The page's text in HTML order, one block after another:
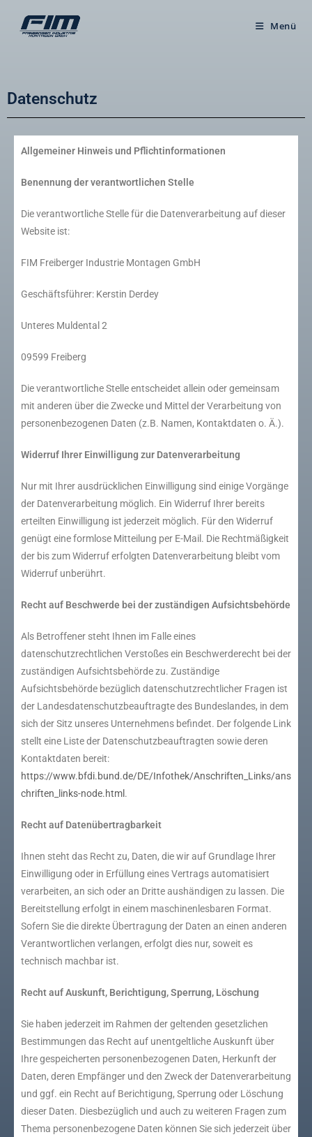
Menü
Datenschutz
Allgemeiner Hinweis und Pflichtinformationen
Benennung der verantwortlichen Stelle
Die verantwortliche Stelle für die Datenverarbeitung auf dieser
Website ist:
FIM Freiberger Industrie Montagen GmbH
Geschäftsführer: Kerstin Derdey
Unteres Muldental 2
09599 Freiberg
Die verantwortliche Stelle entscheidet allein oder gemeinsam
mit anderen über die Zwecke und Mittel der Verarbeitung von
personenbezogenen Daten (z.B. Namen, Kontaktdaten o. Ä.).
Widerruf Ihrer Einwilligung zur Datenverarbeitung
Nur mit Ihrer ausdrücklichen Einwilligung sind einige Vorgänge
der Datenverarbeitung möglich. Ein Widerruf Ihrer bereits
erteilten Einwilligung ist jederzeit möglich. Für den Widerruf
genügt eine formlose Mitteilung per E-Mail. Die Rechtmäßigkeit
der bis zum Widerruf erfolgten Datenverarbeitung bleibt vom
Widerruf unberührt.
Recht auf Beschwerde bei der zuständigen Aufsichtsbehörde
Als Betroffener steht Ihnen im Falle eines
datenschutzrechtlichen Verstoßes ein Beschwerderecht bei der
zuständigen Aufsichtsbehörde zu. Zuständige
Aufsichtsbehörde bezüglich datenschutzrechtlicher Fragen ist
der Landesdatenschutzbeauftragte des Bundeslandes, in dem
sich der Sitz unseres Unternehmens befindet. Der folgende Link
stellt eine Liste der Datenschutzbeauftragten sowie deren
Kontaktdaten bereit:
https://www.bfdi.bund.de/DE/Infothek/Anschriften_Links/ans
chriften_links-node.html .
Recht auf Datenübertragbarkeit
Ihnen steht das Recht zu, Daten, die wir auf Grundlage Ihrer
Einwilligung oder in Erfüllung eines Vertrags automatisiert
verarbeiten, an sich oder an Dritte aushändigen zu lassen. Die
Bereitstellung erfolgt in einem maschinenlesbaren Format.
Sofern Sie die direkte Übertragung der Daten an einen anderen
Verantwortlichen verlangen, erfolgt dies nur, soweit es
technisch machbar ist.
Recht auf Auskunft, Berichtigung, Sperrung, Löschung
Sie haben jederzeit im Rahmen der geltenden gesetzlichen
Bestimmungen das Recht auf unentgeltliche Auskunft über
Ihre gespeicherten personenbezogenen Daten, Herkunft der
Daten, deren Empfänger und den Zweck der Datenverarbeitung
und ggf. ein Recht auf Berichtigung, Sperrung oder Löschung
dieser Daten. Diesbezüglich und auch zu weiteren Fragen zum
Thema personenbezogene Daten können Sie sich jederzeit über